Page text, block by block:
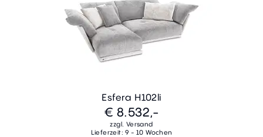
Esfera H102li
€ 8.532,-
zzgl. Versand
Lieferzeit: 9 - 10 Wochen